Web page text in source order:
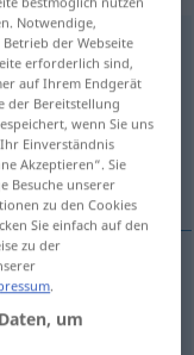
antippen)
Notwendige,
der Webseite
erforderlich sind,
auf Ihrem Endgerät
der Bereitstellung
wenn Sie uns
Einverständnis
Akzeptieren“. Sie
Besuche unserer
zu den Cookies
Sie einfach auf den
zu der
.
um